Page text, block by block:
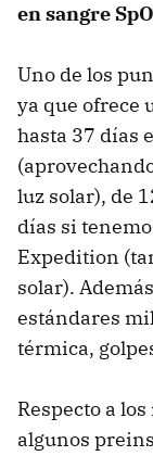
en sangre
Uno de los
ya que ofrece
hasta 37 días
luz solar), de
días si
Expedition
solar).
estándares
térmica,
Respecto a
algunos